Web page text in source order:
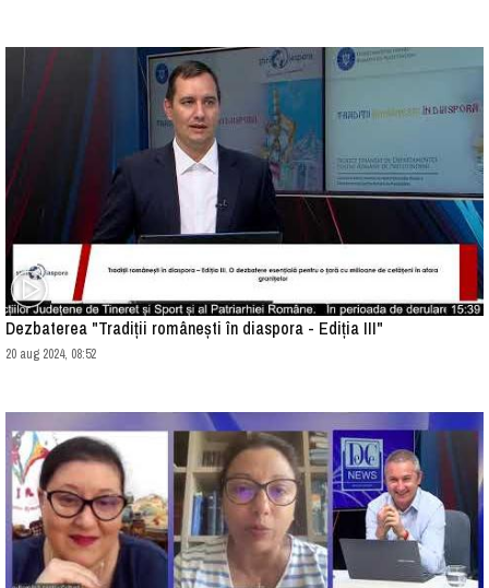
Dezbaterea "Tradiții românești în diaspora - Ediția III"
20 aug 2024, 08:52